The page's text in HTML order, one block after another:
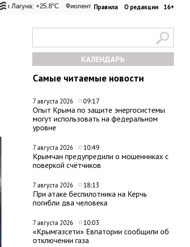
Правила О редакции 16+
+25.8°C Фиолент: +26.4°C Казачья бухта: +26.2°C
Евпатория: +24.4°C Керчь: +33.4°C Никитский сад:
КАЛЕНДАРЬ
Самые читаемые новости
7 августа 2026 09:17
Опыт Крыма по защите энергосистемы
могут использовать на федеральном
уровне
7 августа 2026 10:49
Крымчан предупредили о мошенниках с
поверкой счётчиков
7 августа 2026 18:13
При атаке беспилотника на Керчь
погибли два человека
7 августа 2026 10:03
«Крымгазсети» Евпатории сообщили об
отключении газа